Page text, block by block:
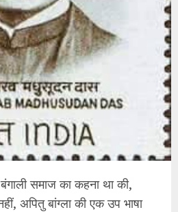
समाज का कहना था की,
अपितु बांग्ला की एक उप भाषा